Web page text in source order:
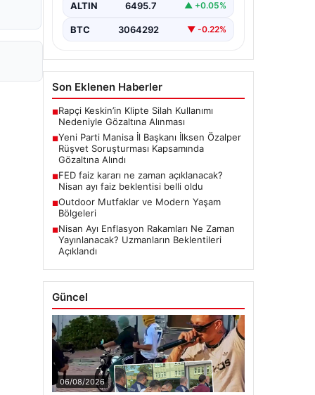
soruşturması önemli bir gelişmeyle
Başkanı…
ALTIN 6495.7 ▲ +0.05%
BTC 3064292 ▼ -0.22%
Son Eklenen Haberler
■Rapçi Keskin’in Klipte Silah Kullanımı
Nedeniyle Gözaltına Alınması
■Yeni Parti Manisa İl Başkanı İlksen Özalper
Rüşvet Soruşturması Kapsamında
Gözaltına Alındı
■FED faiz kararı ne zaman açıklanacak?
Nisan ayı faiz beklentisi belli oldu
■Outdoor Mutfaklar ve Modern Yaşam
Bölgeleri
■Nisan Ayı Enflasyon Rakamları Ne Zaman
Yayınlanacak? Uzmanların Beklentileri
Açıklandı
Güncel
06/08/2026